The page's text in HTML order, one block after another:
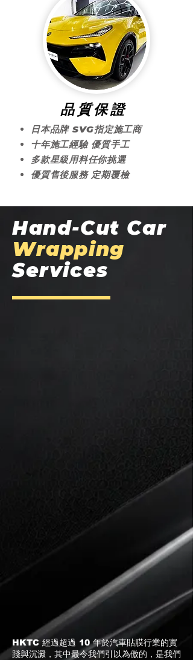
​品質保證
日本品牌 SVG指定施工商
十年施工經驗 優質手工
多款星級用料任你挑選
優質售後服務 定期覆檢
Hand-Cut Car
Wrapping
Services
HKTC 經過超過 10 年於汽車貼膜行業的實
踐與沉澱，其中最令我們引以為傲的，是我們